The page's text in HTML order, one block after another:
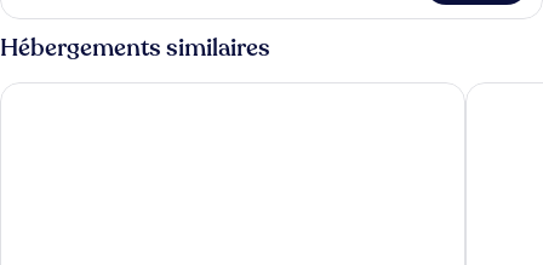
le
type
de
chambre
Chambre
Hébergements similaires
Days Inn by Wyndham Regina Super 8